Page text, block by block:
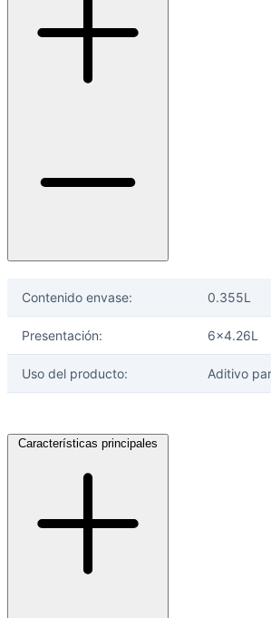
Ayuda
Inicio
Talleres
Seguimiento de pedidos
Contacto
Regístrate como Mayorista
Contenido envase: 0.355L
Presentación: 6x4.26L
Uso del producto: Aditivo
Características principales